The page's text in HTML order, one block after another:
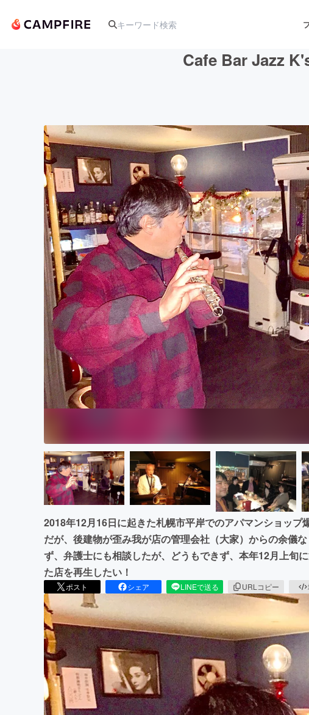
アート・写真 音楽
テクノロジー・ガジェット ゲー
映像・映画 書籍
ビジネス・起業 チャ
まちづくり・地域活性化
Cafe Bar Jazz
2018年12月16日に起きた札幌市平岸でのアパマンショップ
だが、後建物が歪み我が店の管理会社（大家）からの余儀
ず、弁護士にも相談したが、どうもできず、本年12月上旬
た店を再生したい！
ポスト シェア LINEで送る URLコピー